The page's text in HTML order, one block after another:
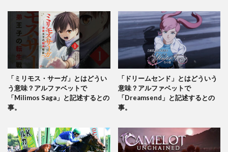
「ミリモス・サーガ」とはどうい
う意味？アルファベットで
「Milimos Saga」と記述するとの
事。
「ドリームセンド」とはどういう
意味？アルファベットで
「Dreamsend」と記述するとの
事。